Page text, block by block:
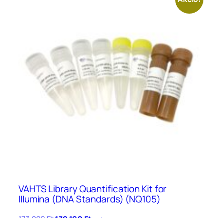
VAHTS Library Quantification Kit for
IIIumina (DNA Standards) (NQ105)